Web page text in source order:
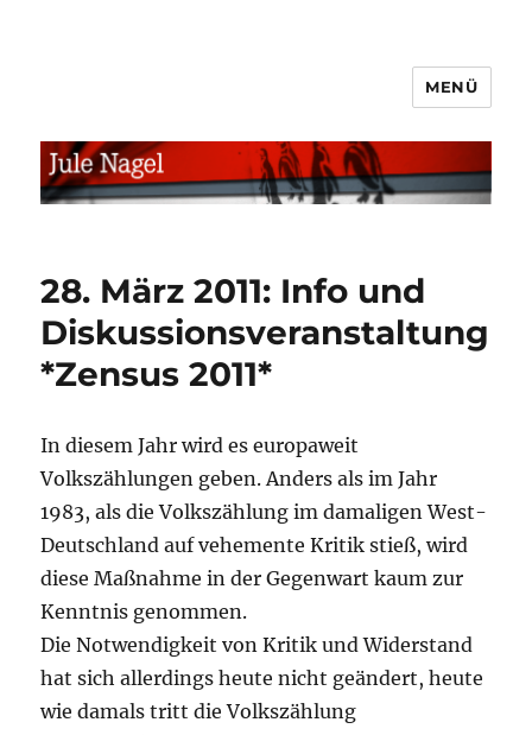
MENÜ
28. März 2011: Info und
Diskussionsveranstaltung
*Zensus 2011*
In diesem Jahr wird es europaweit
Volkszählungen geben. Anders als im Jahr
1983, als die Volkszählung im damaligen West-
Deutschland auf vehemente Kritik stieß, wird
diese Maßnahme in der Gegenwart kaum zur
Kenntnis genommen.
Die Notwendigkeit von Kritik und Widerstand
hat sich allerdings heute nicht geändert, heute
wie damals tritt die Volkszählung